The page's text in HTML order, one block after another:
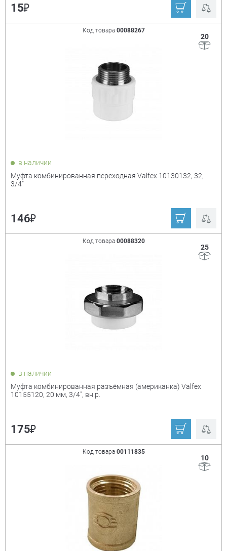
15₽
Код товара 00088267
20
в наличии
Муфта комбинированная переходная Valfex 10130132, 32,
3/4"
146₽
Код товара 00088320
25
в наличии
Муфта комбинированная разъёмная (американка) Valfex
10155120, 20 мм, 3/4", вн.р.
175₽
Код товара 00111835
10